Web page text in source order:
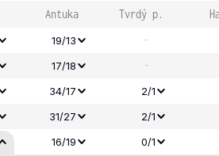
Antuka Tvrdý p.
19/13 -
17/18 -
34/17
2/1
31/27
2/1
16/19 0/1